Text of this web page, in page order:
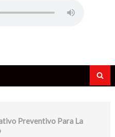
Preventivo Para La